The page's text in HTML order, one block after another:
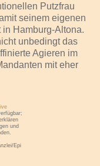
Putzfrau
seinem eigenen
Hamburg-Altona.
unbedingt das
Agieren im
mit eher
und
Epi